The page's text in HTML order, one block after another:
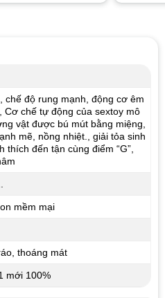
4.57
chế độ rung mạnh, động cơ êm
Cơ chế tự động của sextoy mô
vật được bú mút bằng miệng,
mẽ, nồng nhiệt., giải tỏa sinh
thích đến tận cùng điểm “G”,
mềm mại
thoáng mát
mới 100%